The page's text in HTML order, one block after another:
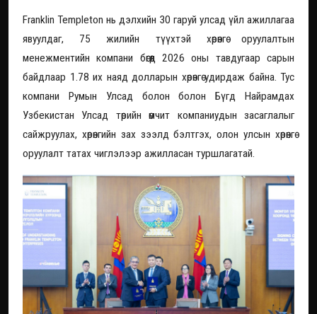
Franklin Templeton нь дэлхийн 30 гаруй улсад үйл ажиллагаа
явуулдаг, 75 жилийн түүхтэй хөрөнгө оруулалтын
менежментийн компани бөгөөд 2026 оны тавдугаар сарын
байдлаар 1.78 их наяд долларын хөрөнгө удирдаж байна. Тус
компани Румын Улсад болон болон Бүгд Найрамдах
Узбекистан Улсад төрийн өмчит компаниудын засаглалыг
сайжруулах, хөрөнгийн зах зээлд бэлтгэх, олон улсын хөрөнгө
оруулалт татах чиглэлээр ажилласан туршлагатай.